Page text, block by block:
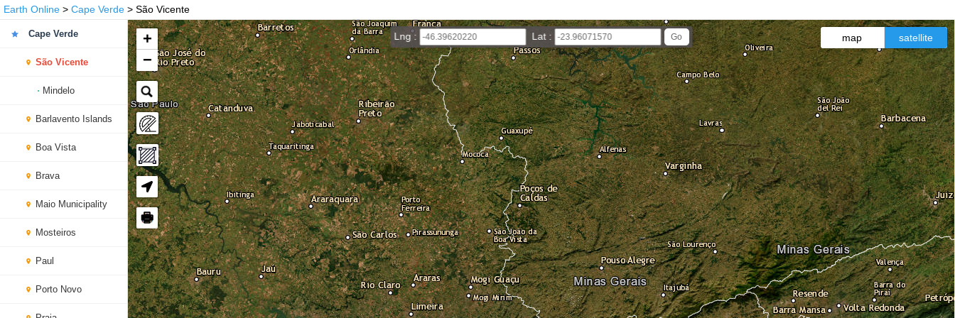
Earth Online > Cape Verde > São Vicente
Cape Verde
São Vicente
Mindelo
Barlavento Islands
Boa Vista
Brava
Maio Municipality
Mosteiros
Paul
Porto Novo
+
−
🖶
Lng : Lat : map satellite